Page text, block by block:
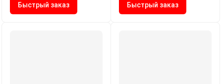
Быстрый заказ Быстрый заказ